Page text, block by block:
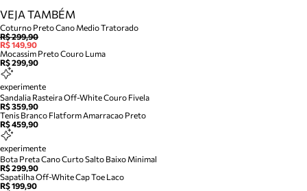
VEJA TAMBÉM
Coturno Preto Cano Medio Tratorado
R$ 299,90
R$ 149,90
Mocassim Preto Couro Luma
R$ 299,90
experimente
Sandalia Rasteira Off-White Couro Fivela
R$ 359,90
Tenis Branco Flatform Amarracao Preto
R$ 459,90
experimente
Bota Preta Cano Curto Salto Baixo Minimal
R$ 299,90
Sapatilha Off-White Cap Toe Laco
R$ 199,90